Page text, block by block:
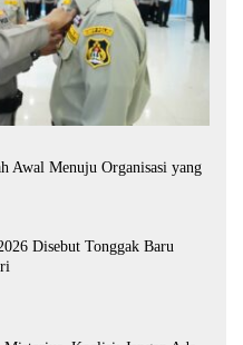
Awal Menuju Organisasi yang
Disebut Tonggak Baru